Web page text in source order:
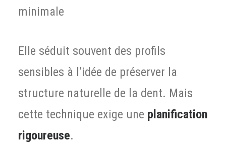
minimale
Elle séduit souvent des profils
sensibles à l’idée de préserver la
structure naturelle de la dent. Mais
cette technique exige une planification
rigoureuse.